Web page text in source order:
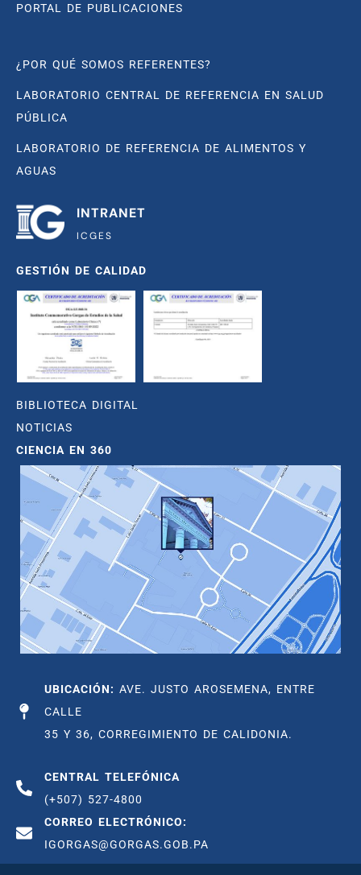
PORTAL DE PUBLICACIONES
¿POR QUÉ SOMOS REFERENTES?
LABORATORIO CENTRAL DE REFERENCIA EN SALUD
PÚBLICA
LABORATORIO DE REFERENCIA DE ALIMENTOS Y
AGUAS
INTRANET
ICGES
GESTIÓN DE CALIDAD
BIBLIOTECA DIGITAL
NOTICIAS
CIENCIA EN 360
UBICACIÓN: AVE. JUSTO AROSEMENA, ENTRE
CALLE
35 Y 36, CORREGIMIENTO DE CALIDONIA.
CENTRAL TELEFÓNICA
(+507) 527-4800
CORREO ELECTRÓNICO:
IGORGAS@GORGAS.GOB.PA